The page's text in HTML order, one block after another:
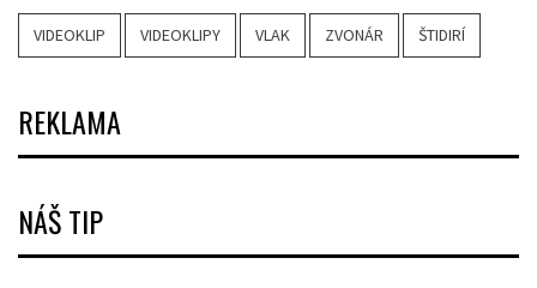
VIDEOKLIP VIDEOKLIPY VLAK ZVONÁR ŠTIDIRÍ
REKLAMA
NÁŠ TIP